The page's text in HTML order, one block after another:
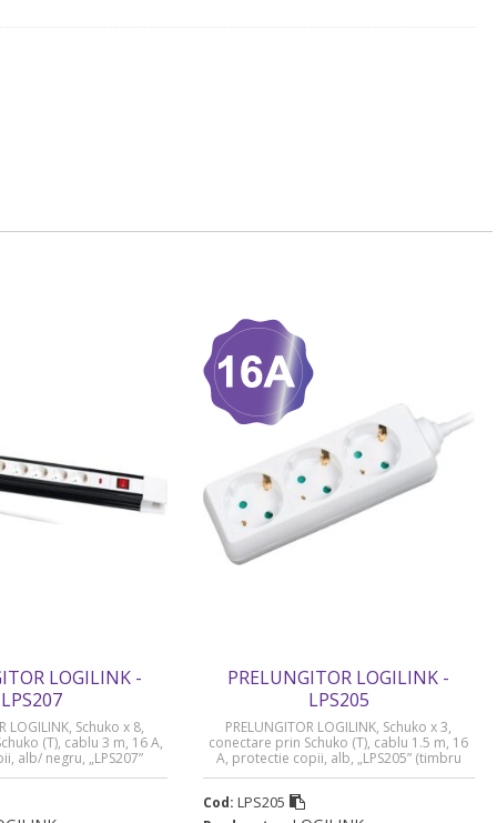
LOGILINK -
LPS207
LOGILINK, Schuko x 8,
(T), cablu 3 m, 16 A,
alb/ negru, „LPS207”
verde 0.18 lei)
PRELUNGITOR LOGILINK -
LPS205
PRELUNGITOR LOGILINK, Schuko x 3,
conectare prin Schuko (T), cablu 1.5 m, 16
A, protectie copii, alb, „LPS205” (timbru
verde 0.18 lei)
Cod: LPS205